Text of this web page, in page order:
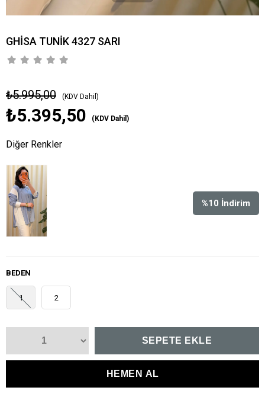
GHİSA TUNİK 4327 SARI
%10 İndirim
₺5.995,00 (KDV Dahil)
₺5.395,50 (KDV Dahil)
Diğer Renkler
BEDEN
1 2